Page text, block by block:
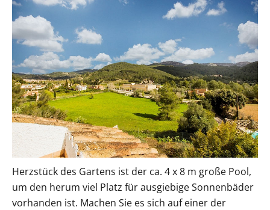
Herzstück des Gartens ist der ca. 4 x 8 m große Pool,
um den herum viel Platz für ausgiebige Sonnenbäder
vorhanden ist. Machen Sie es sich auf einer der